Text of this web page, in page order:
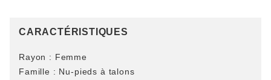
CARACTÉRISTIQUES
Rayon : Femme
Famille : Nu-pieds à talons